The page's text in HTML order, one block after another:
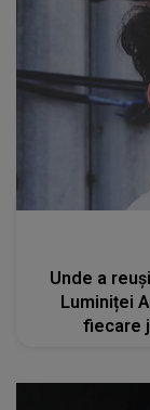
Unde a
Luminiței
fiecare